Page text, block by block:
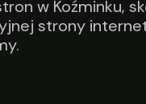
w Koźminku,
strony